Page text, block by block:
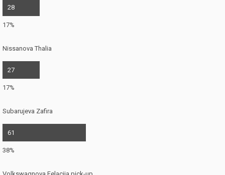
28
17%
Nissanova Thalia
27
17%
Subarujeva Zafira
61
38%